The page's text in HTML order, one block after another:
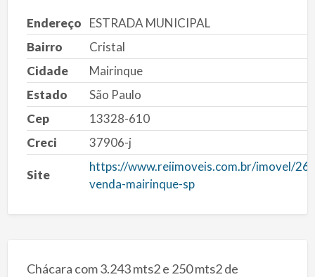
Endereço
ESTRADA MUNICIPAL
Bairro
Cristal
Cidade
Mairinque
Estado
São Paulo
Cep
13328-610
Creci
37906-j
Site
https://www.reiimoveis.com.br/imovel/
venda-mairinque-sp
Chácara com 3.243 mts2 e 250 mts2 de